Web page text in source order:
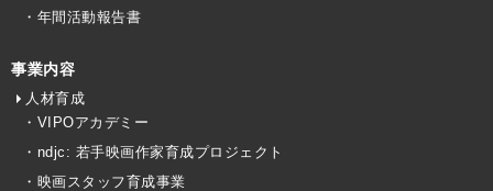
・年間活動報告書
事業内容
人材育成
・VIPOアカデミー
・ndjc: 若手映画作家育成プロジェクト
・映画スタッフ育成事業